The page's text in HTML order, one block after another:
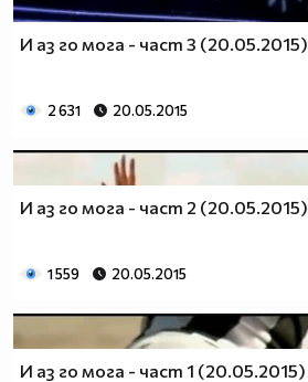
И аз го мога - част 3 (20.05.2015)
2 631 20.05.2015
И аз го мога - част 2 (20.05.2015)
1 559 20.05.2015
И аз го мога - част 1 (20.05.2015)